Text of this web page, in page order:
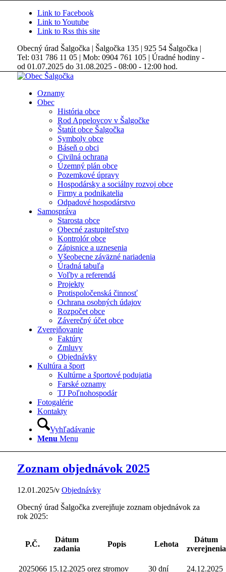
Link to Facebook
Link to Youtube
Link to Rss this site
Obecný úrad Šalgočka | Šalgočka 135 | 925 54 Šalgočka |
Tel: 031 786 11 05 | Mob: 0904 761 105 | Úradné hodiny -
od 01.07.2025 do 31.08.2025 - 08:00 - 12:00 hod.
Oznamy
Obec
História obce
Rod Appelovcov v Šalgočke
Štatút obce Šalgočka
Symboly obce
Báseň o obci
Civilná ochrana
Územný plán obce
Pozemkové úpravy
Hospodársky a sociálny rozvoj obce
Firmy a podnikatelia
Odpadové hospodárstvo
Samospráva
Starosta obce
Obecné zastupiteľstvo
Kontrolór obce
Zápisnice a uznesenia
Všeobecne záväzné nariadenia
Úradná tabuľa
Voľby a referendá
Projekty
Protispoločenská činnosť
Ochrana osobných údajov
Rozpočet obce
Záverečný účet obce
Zverejňovanie
Faktúry
Zmluvy
Objednávky
Kultúra a šport
Kultúrne a športové podujatia
Farské oznamy
TJ Poľnohospodár
Fotogalérie
Kontakty
Vyhľadávanie
Menu Menu
Zoznam objednávok 2025
12.01.2025/v Objednávky
Obecný úrad Šalgočka zverejňuje zoznam objednávok za
rok 2025:
P.Č.
Dátum
zadania
Popis Lehota
Dátum
zverejnenia
2025066 15.12.2025 orez stromov 30 dní 24.12.2025